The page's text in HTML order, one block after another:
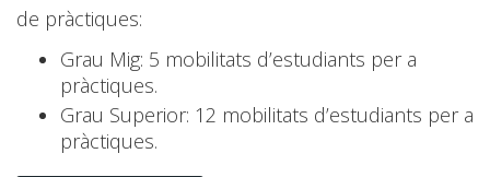
de pràctiques:
Grau Mig: 5 mobilitats d’estudiants per a
pràctiques.
Grau Superior: 12 mobilitats d’estudiants per a
pràctiques.